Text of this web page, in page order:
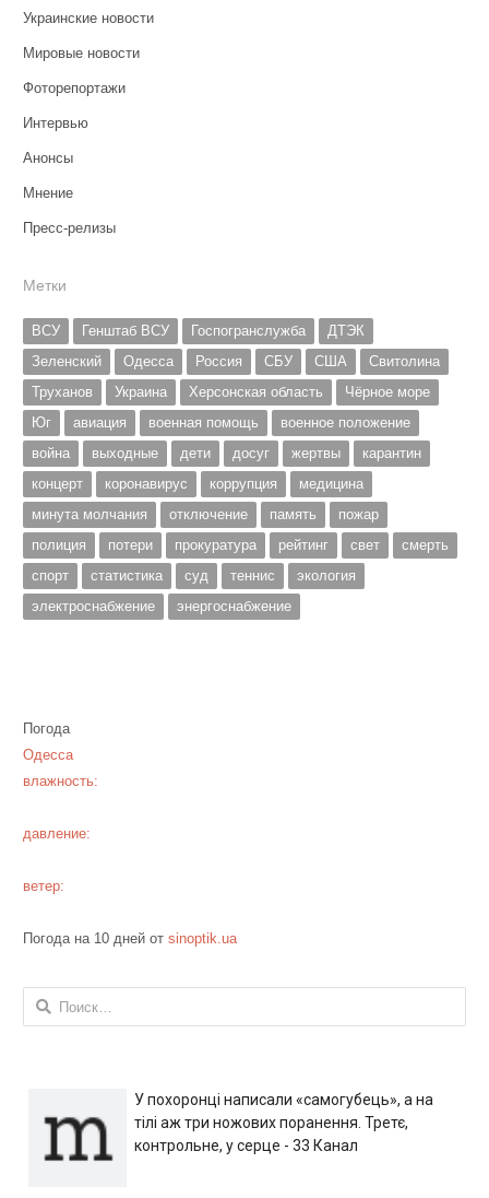
Украинские новости
Мировые новости
Фоторепортажи
Интервью
Анонсы
Мнение
Пресс-релизы
Метки
ВСУ Генштаб ВСУ Госпогранслужба
ДТЭК
Зеленский
Одесса Россия СБУ США
Свитолина
Труханов
Украина Херсонская область
Чёрное море
Юг
авиация военная помощь
военное положение
война
выходные дети досуг жертвы
карантин
концерт
коронавирус коррупция
медицина
минута молчания
отключение память
пожар
полиция
потери прокуратура рейтинг свет
смерть
спорт
статистика суд теннис
экология
электроснабжение
энергоснабжение
Погода
Одесса
влажность:
давление:
ветер:
Погода на 10 дней от sinoptik.ua
Найти:
У похоронці написали «самогубець», а на
тілі аж три ножових поранення. Третє,
контрольне, у серце - 33 Канал